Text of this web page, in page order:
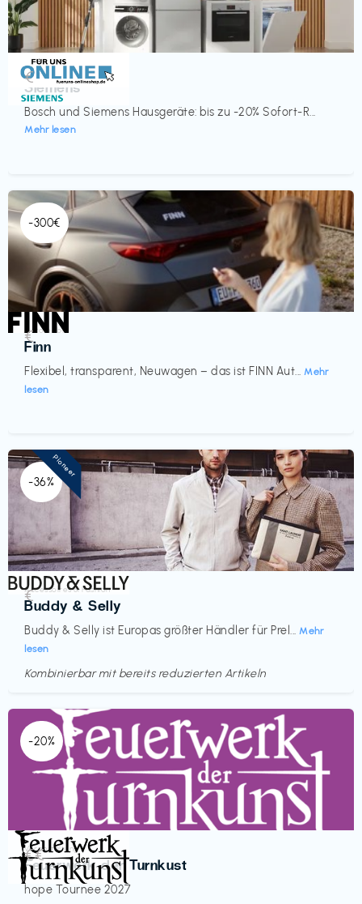
Küche & Haushalt
Siemens
Bosch und Siemens Hausgeräte: bis zu -20% Sofort-R...
Mehr lesen
€‎
-300€
Automobil
Finn
Flexibel, transparent, Neuwagen – das ist FINN Aut... Mehr
lesen
€‎
-36%
Accessoires & Fashion
Buddy & Selly
Buddy & Selly ist Europas größter Händler für Prel... Mehr
lesen
€‎
Kombinierbar mit bereits reduzierten Artikeln
Pioneer
-20%
Veranstaltung
Feuerwerk der Turnkust
hope Tournee 2027
€€‎